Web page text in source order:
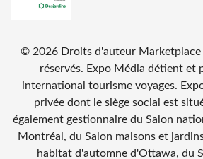
©2026 Droits d'auteur Marketplace
réservés. Expo Média détient et
international tourisme voyages.
privée dont le siège social est
également gestionnaire du Salon
Montréal, du Salon maisons et
habitat d'automne d'Ottawa, du